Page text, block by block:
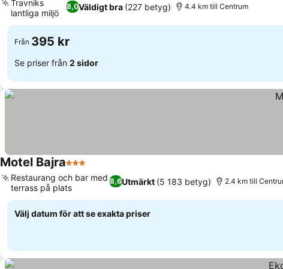
8,0Väldigt bra (227 betyg)
Travniks
lantliga miljö
4.4 km till Centrum
Från 395 kr
Se priser från 2 sidor
Motel Bajra3 Stjärnor
8,6Utmärkt (5 183 betyg)
Restaurang och bar med
terrass på plats
2.4 km till
Välj datum för att se exakta priser